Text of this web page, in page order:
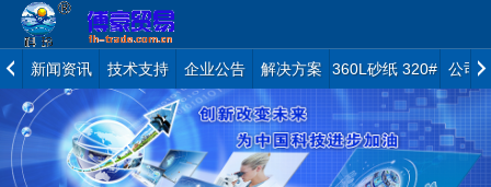
新闻资讯 技术支持 企业公告 解决方案 360L砂纸 320# 公司